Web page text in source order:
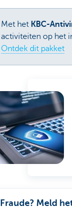
Met het KBC-
activiteiten op het
Ontdek dit pakket
Fraude? Meld